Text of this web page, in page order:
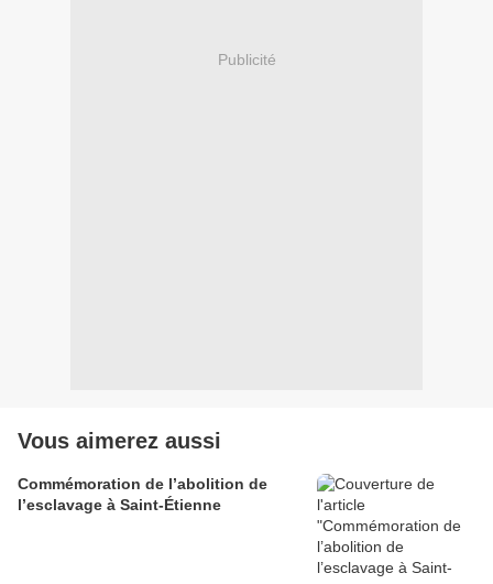
Publicité
Vous aimerez aussi
Commémoration de l’abolition de
l’esclavage à Saint-Étienne